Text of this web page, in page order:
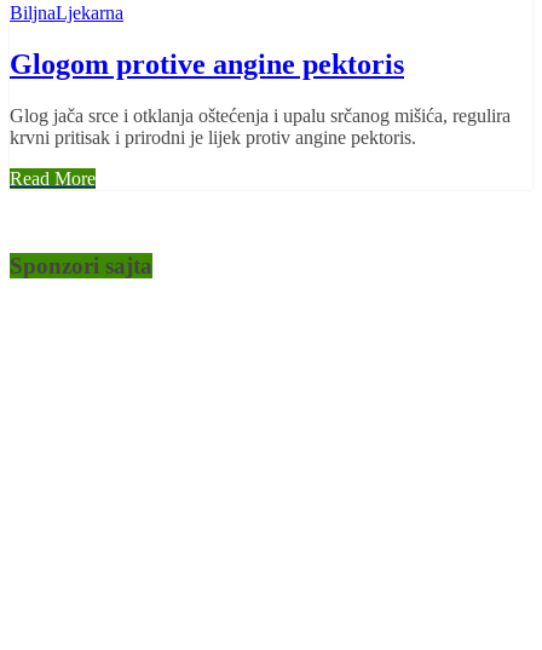
BiljnaLjekarna
Glogom protive angine pektoris
Glog jača srce i otklanja oštećenja i upalu srčanog mišića, regulira
krvni pritisak i prirodni je lijek protiv angine pektoris.
Read More
Sponzori sajta